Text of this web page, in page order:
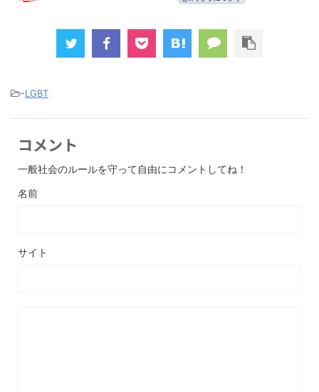
-LGBT
コメント
一般社会のルールを守って自由にコメントしてね！
名前
サイト